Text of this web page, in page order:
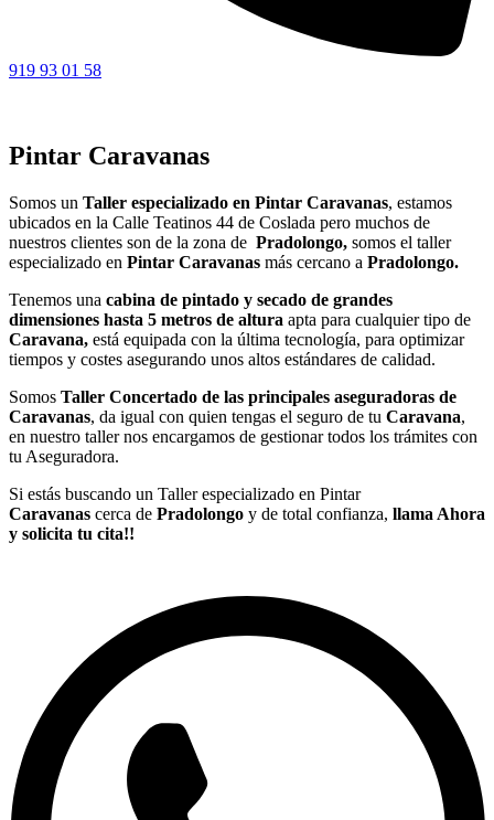
919 93 01 58
Pintar Caravanas
Somos un Taller especializado en Pintar Caravanas, estamos
ubicados en la Calle Teatinos 44 de Coslada pero muchos de
nuestros clientes son de la zona de Pradolongo, somos el taller
especializado en Pintar Caravanas más cercano a Pradolongo.
Tenemos una cabina de pintado y secado de grandes
dimensiones hasta 5 metros de altura apta para cualquier tipo de
Caravana, está equipada con la última tecnología, para optimizar
tiempos y costes asegurando unos altos estándares de calidad.
Somos Taller Concertado de las principales aseguradoras de
Caravanas, da igual con quien tengas el seguro de tu Caravana,
en nuestro taller nos encargamos de gestionar todos los trámites con
tu Aseguradora.
Si estás buscando un Taller especializado en Pintar
Caravanas cerca de Pradolongo y de total confianza, llama Ahora
y solicita tu cita!!